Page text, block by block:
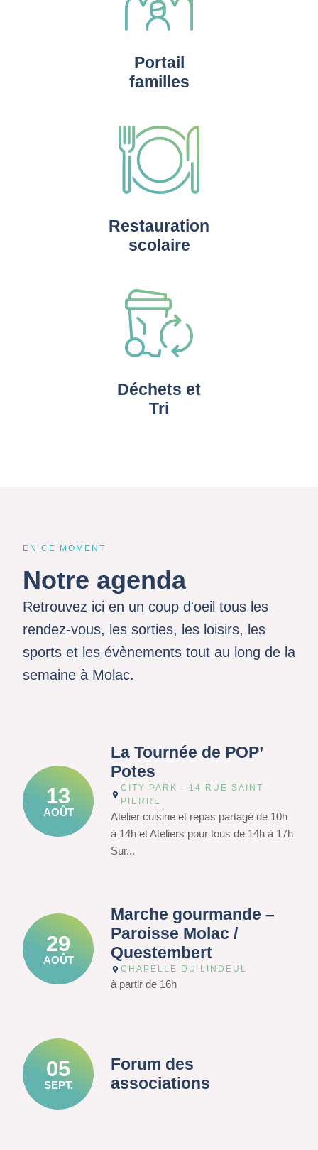
Portail
familles
Restauration
scolaire
Déchets et
Tri
EN CE MOMENT
Notre agenda
Retrouvez ici en un coup d'oeil tous les
rendez-vous, les sorties, les loisirs, les
sports et les évènements tout au long de la
semaine à Molac.
13
AOÛT
La Tournée de POP’
Potes
CITY PARK - 14 RUE SAINT
PIERRE
Atelier cuisine et repas partagé de 10h
à 14h et Ateliers pour tous de 14h à 17h
Sur...
29
AOÛT
Marche gourmande –
Paroisse Molac /
Questembert
CHAPELLE DU LINDEUL
à partir de 16h
05
SEPT.
Forum des
associations